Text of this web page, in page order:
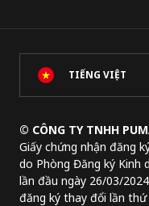
TIẾNG VIỆT
© CÔNG TY TNHH
Giấy chứng nhận đăng
do Phòng Đăng ký Kinh
lần đầu ngày 26/03/
đăng ký thay đổi lần